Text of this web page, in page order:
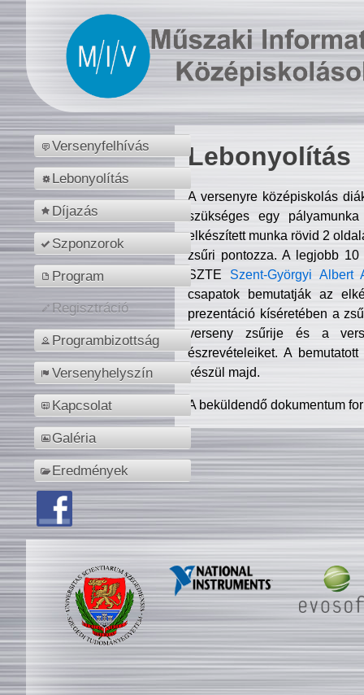
Versenyfelhívás
Lebonyolítás
Díjazás
Szponzorok
Program
Regisztráció
Programbizottság
Versenyhelyszín
Kapcsolat
Galéria
Eredmények
Lebonyolítás
A versenyre középiskolás
szükséges egy
elkészített munka rövid 2
zsűri pontozza. A legjobb
SZTE Szent-Györgyi Albert
csapatok bemutatják az
prezentáció kíséretében a
verseny zsűrije és a
észrevételeiket. A
készül majd.
A beküldendő dokumentum